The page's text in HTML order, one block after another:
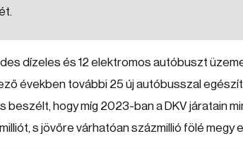
dízeles és 12 elektromos autóbuszt
években további 25 új autóbusszal
beszélt, hogy míg 2023-ban a DKV járatain
s jövőre várhatóan százmillió fölé megy